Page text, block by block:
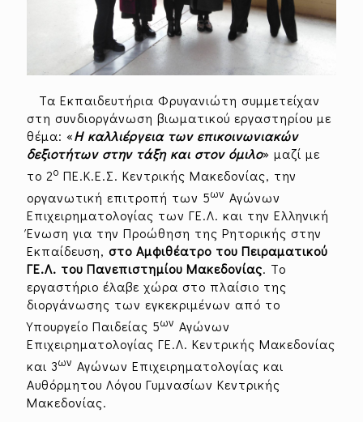
Τα Εκπαιδευτήρια Φρυγανιώτη συμμετείχαν
στη συνδιοργάνωση βιωματικού εργαστηρίου με
θέμα: «Η καλλιέργεια των επικοινωνιακών
δεξιοτήτων στην τάξη και στον όμιλο» μαζί με
το 2ο ΠΕ.Κ.Ε.Σ. Κεντρικής Μακεδονίας, την
οργανωτική επιτροπή των 5ων Αγώνων
Επιχειρηματολογίας των ΓΕ.Λ. και την Ελληνική
Ένωση για την Προώθηση της Ρητορικής στην
Εκπαίδευση, στο Αμφιθέατρο του Πειραματικού
ΓΕ.Λ. του Πανεπιστημίου Μακεδονίας. Το
εργαστήριο έλαβε χώρα στο πλαίσιο της
διοργάνωσης των εγκεκριμένων από το
Υπουργείο Παιδείας 5ων Αγώνων
Επιχειρηματολογίας ΓΕ.Λ. Κεντρικής Μακεδονίας
και 3ων Αγώνων Επιχειρηματολογίας και
Αυθόρμητου Λόγου Γυμνασίων Κεντρικής
Μακεδονίας.